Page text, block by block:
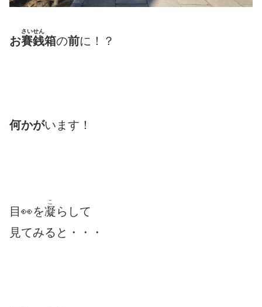
お賽銭
さいせん
箱の前に！？
何かがいます！
目👀を凝
こ
らして
見てみると・・・